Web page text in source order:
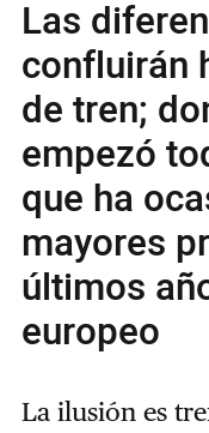
Las
confluirán
de tren;
empezó
que ha
mayores
últimos
europeo
La ilusión es